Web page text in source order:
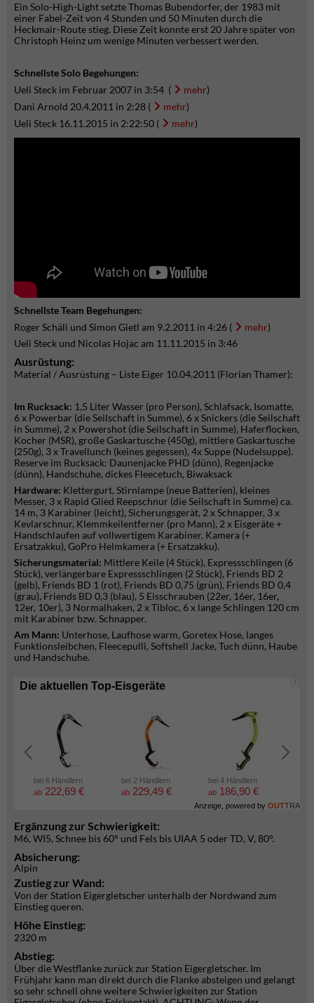
Ein Solo-High-Light setzte Thomas Bubendorfer, der 1983 mit
einer Fabel-Zeit von 4 Stunden und 50 Minuten durch die
Heckmair-Route stieg. Diese Zeit konnte erst 20 Jahre später von
Christoph Heinz um wenige Minuten verbessert werden.
Schnellste Solo Begehungen:
Ueli Steck im Februar 2007 in 3:54 (
mehr)
Dani Arnold 20.4.2011 in 2:28 (
mehr)
Ueli Steck 16.11.2015 in 2:22:50 (
mehr)
Schnellste Team Begehungen:
Roger Schäli und Simon Gietl am 9.2.2011 in 4:26 (
mehr)
Ueli Steck und Nicolas Hojac am 11.11.2015 in 3:46
Ausrüstung:
Material / Ausrüstung – Liste Eiger 10.04.2011 (Florian Thamer):
Im Rucksack: 1,5 Liter Wasser (pro Person), Schlafsack, Isomatte,
6 x Powerbar (die Seilschaft in Summe), 6 x Snickers (die Seilschaft
in Summe), 2 x Powershot (die Seilschaft in Summe), Haferflocken,
Kocher (MSR), große Gaskartusche (450g), mittlere Gaskartusche
(250g), 3 x Travellunch (keines gegessen), 4x Suppe (Nudelsuppe).
Reserve im Rucksack: Daunenjacke PHD (dünn), Regenjacke
(dünn), Handschuhe, dickes Fleecetuch, Biwaksack
Hardware: Klettergurt, Stirnlampe (neue Batterien), kleines
Messer, 3 x Rapid Glied Reepschnur (die Seilschaft in Summe) ca.
14 m, 3 Karabiner (leicht), Sicherungsgerät, 2 x Schnapper, 3 x
Kevlarschnur, Klemmkeilentferner (pro Mann), 2 x Eisgeräte +
Handschlaufen auf vollwertigem Karabiner, Kamera (+
Ersatzakku), GoPro Helmkamera (+ Ersatzakku).
Sicherungsmaterial: Mittlere Keile (4 Stück), Expressschlingen (6
Stück), verlängerbare Expressschlingen (2 Stück), Friends BD 2
(gelb), Friends BD 1 (rot), Friends BD 0,75 (grün), Friends BD 0,4
(grau), Friends BD 0,3 (blau), 5 Eisschrauben (22er, 16er, 16er,
12er, 10er), 3 Normalhaken, 2 x Tibloc, 6 x lange Schlingen 120 cm
mit Karabiner bzw. Schnapper.
Am Mann: Unterhose, Laufhose warm, Goretex Hose, langes
Funktionsleibchen, Fleecepulli, Softshell Jacke, Tuch dünn, Haube
und Handschuhe.
i
Die aktuellen Top-Eisgeräte
bei 6 Händlern
ab 222,69 €
bei 2 Händlern
ab 229,49 €
bei 4 Händlern
ab 186,90 €
Anzeige, powered by OUTTRA
Ergänzung zur Schwierigkeit:
M6, WI5, Schnee bis 60° und Fels bis UIAA 5 oder TD, V, 80°.
Absicherung:
Alpin
Zustieg zur Wand:
Von der Station Eigergletscher unterhalb der Nordwand zum
Einstieg queren.
Höhe Einstieg:
2320 m
Abstieg:
Über die Westflanke zurück zur Station Eigergletscher. Im
Frühjahr kann man direkt durch die Flanke absteigen und gelangt
so sehr schnell ohne weitere Schwierigkeiten zur Station